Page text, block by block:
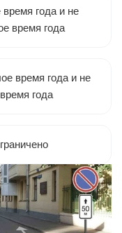
года и не
время года
время года и не
года